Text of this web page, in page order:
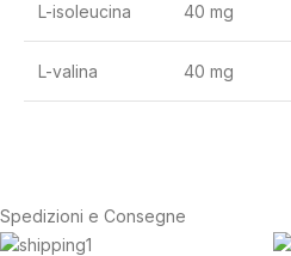
L-isoleucina 40 mg
L-valina 40 mg
Spedizioni e Consegne